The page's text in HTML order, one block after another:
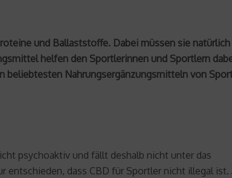
und Ballaststoffe. Dabei müssen sie
helfen den Sportlerinnen und Sportlern
beliebtesten Nahrungsergänzungsmitteln von
psychoaktiv und fällt deshalb nicht unter das
dass CBD für Sportler nicht illegal ist.